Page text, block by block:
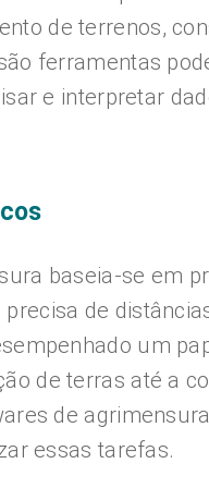
de terrenos,
ferramentas
e interpretar
baseia-se em
de
um
de terras até a
de
essas tarefas.